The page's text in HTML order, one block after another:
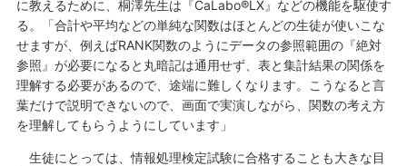
に教えるために、桐澤先生は『CaLabo®LX』などの機能を駆使す
る。「合計や平均などの単純な関数はほとんどの生徒が使いこな
せますが、例えばRANK関数のようにデータの参照範囲の『絶対
参照』が必要になると丸暗記は通用せず、表と集計結果の関係を
理解する必要があるので、途端に難しくなります。こうなると言
葉だけで説明できないので、画面で実演しながら、関数の考え方
を理解してもらうようにしています」
生徒にとっては、情報処理検定試験に合格することも大きな目